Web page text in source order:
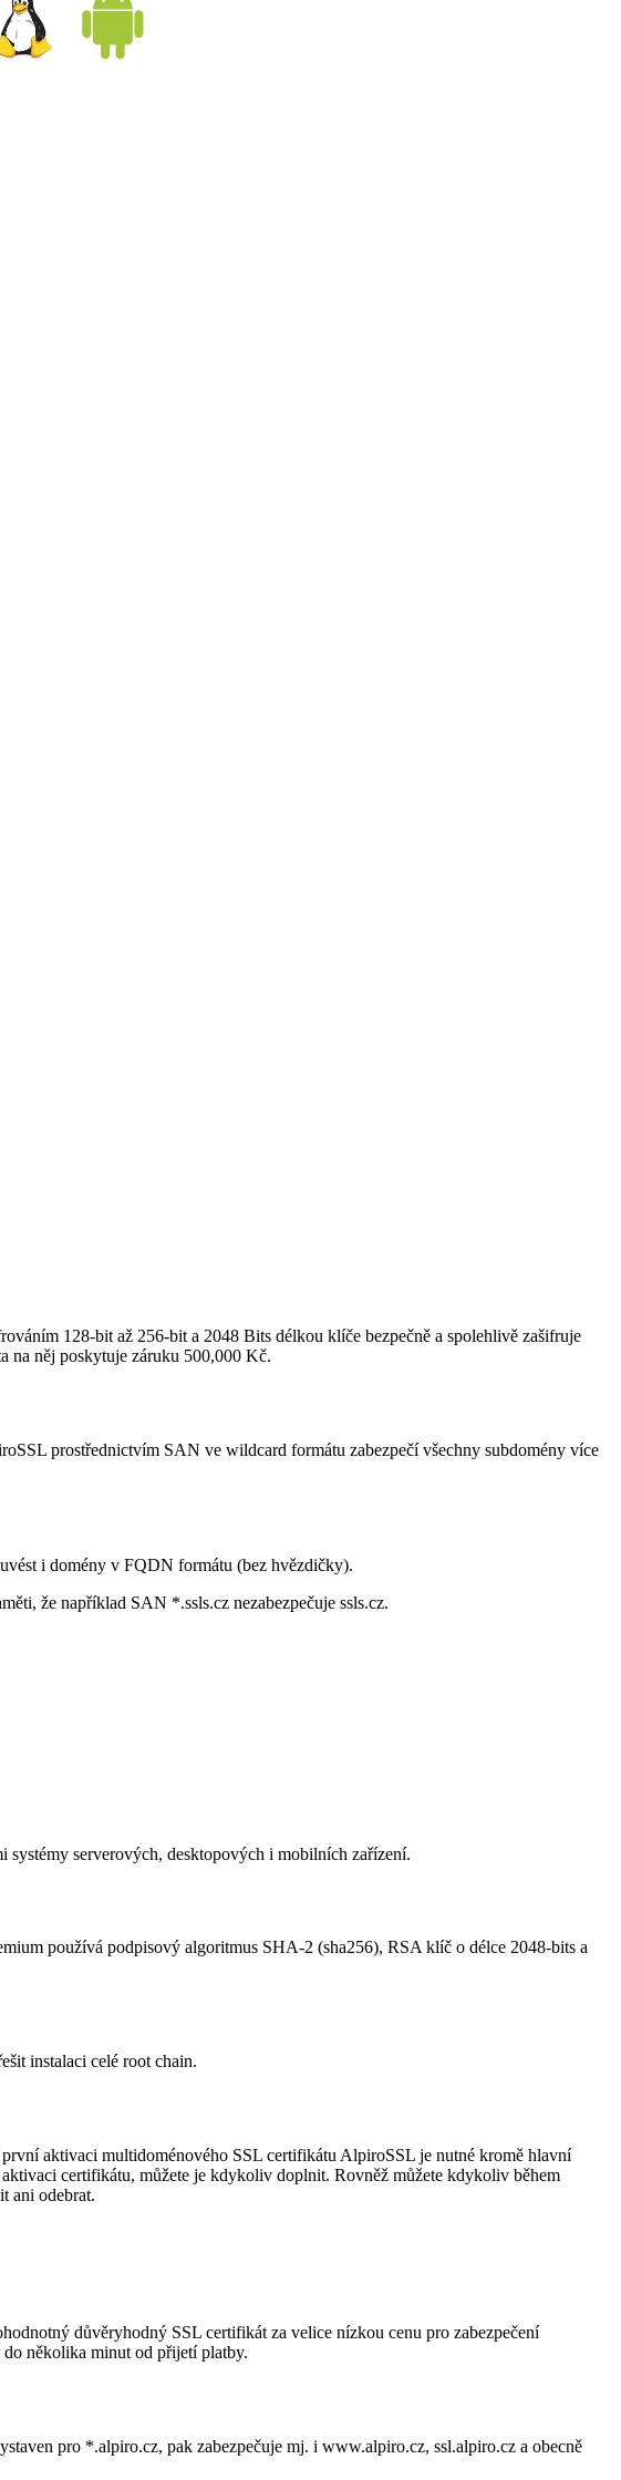
128-bit až 256-bit a 2048 Bits délkou klíče bezpečně a spolehlivě zašifruje
na něj poskytuje záruku 500,000 Kč.
prostřednictvím SAN ve wildcard formátu zabezpečí všechny subdomény více
i domény v FQDN formátu (bez hvězdičky).
že například SAN *.ssls.cz nezabezpečuje ssls.cz.
serverových, desktopových i mobilních zařízení.
používá podpisový algoritmus SHA-2 (sha256), RSA klíč o délce 2048-bits a
instalaci celé root chain.
aktivaci multidoménového SSL certifikátu AlpiroSSL je nutné kromě hlavní
certifikátu, můžete je kdykoliv doplnit. Rovněž můžete kdykoliv během
ani odebrat.
důvěryhodný SSL certifikát za velice nízkou cenu pro zabezpečení
několika minut od přijetí platby.
pro *.alpiro.cz, pak zabezpečuje mj. i www.alpiro.cz, ssl.alpiro.cz a obecně